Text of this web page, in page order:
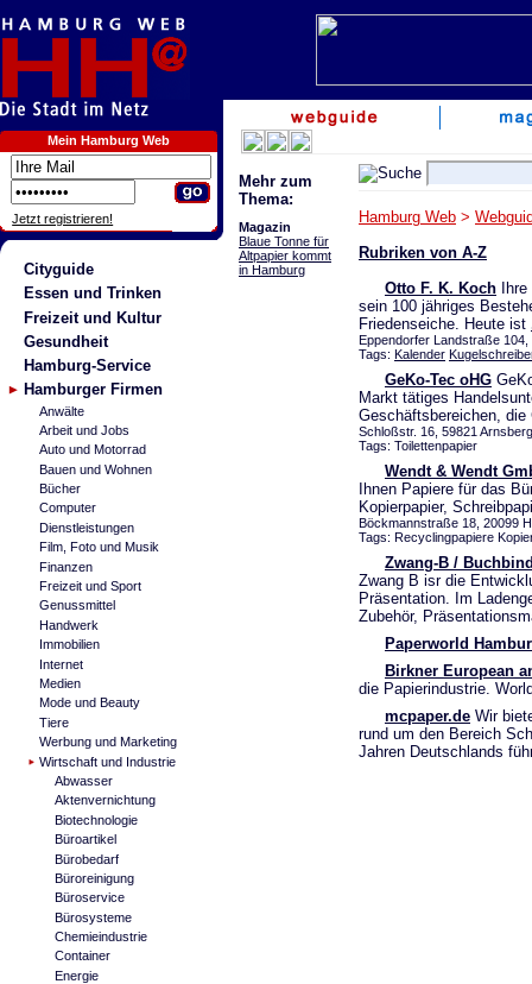
Mein Hamburg Web
Jetzt registrieren!
Cityguide
Essen und Trinken
Freizeit und Kultur
Gesundheit
Hamburg-Service
Hamburger Firmen
Anwälte
Arbeit und Jobs
Auto und Motorrad
Bauen und Wohnen
Bücher
Computer
Dienstleistungen
Film, Foto und Musik
Finanzen
Freizeit und Sport
Genussmittel
Handwerk
Immobilien
Internet
Medien
Mode und Beauty
Tiere
Werbung und Marketing
Wirtschaft und Industrie
Abwasser
Aktenvernichtung
Biotechnologie
Büroartikel
Bürobedarf
Büroreinigung
Büroservice
Bürosysteme
Chemieindustrie
Container
Energie
Mehr zum
Thema:
Magazin
Blaue Tonne für
Altpapier kommt
in Hamburg
Hamburg Web >
Rubriken von A-Z
Otto F. K. Koch
sein 100 jähriges
Friedenseiche. Heute ist
Eppendorfer Landstraße
Tags: Kalender
GeKo-Tec oHG
Markt tätiges
Geschäftsbereichen,
Schloßstr. 16, 59821
Tags: Toilettenpapier
Wendt & Wendt
Ihnen Papiere für das
Kopierpapier,
Böckmannstraße 18, 20099
Tags: Recyclingpapiere
Zwang-B /
Zwang B isr die
Präsentation. Im
Zubehör,
Paperworld
Birkner European
die Papierindustrie.
mcpaper.de Wir
rund um den Bereich
Jahren Deutschlands